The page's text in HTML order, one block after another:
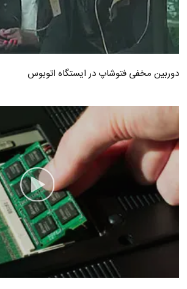
دوربین مخفی فتوشاپ در ایستگاه اتوبوس